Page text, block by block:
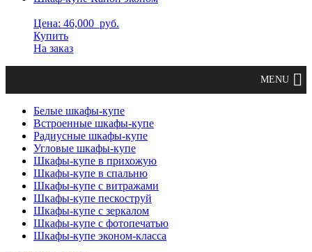
Цена: 46,000 руб.
Купить
На заказ
Белые шкафы-купе
Встроенные шкафы-купе
Радиусные шкафы-купе
Угловые шкафы-купе
Шкафы-купе в прихожую
Шкафы-купе в спальню
Шкафы-купе с витражами
Шкафы-купе пескоструй
Шкафы-купе с зеркалом
Шкафы-купе с фотопечатью
Шкафы-купе эконом-класса